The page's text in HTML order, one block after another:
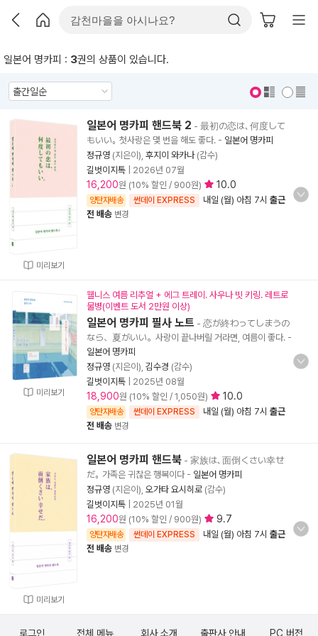
일본어 명카피 : 3권의 상품이 있습니다.
미리보기
일본어 명카피 핸드북 2 - 最初の恋は､何度して
もいい｡ 첫사랑은 몇 번을 해도 좋다. - 일본어 명카피
정규영 (지은이), 후지이 와카나(감수)
길벗이지톡
2026년 07월
16,200원 (10% 할인 / 900원) 10.0
양탄자배송 썬데이 EXPRESS 내일 (월) 아침 7시 출근
전 배송 변경
미리보기
웰니스 여름 리추얼 + 에그 트레이. 사우나 빗 키링. 레트로
물병(이벤트 도서 2만원 이상)
일본어 명카피 필사 노트 - 恋が終わってしまうの
なら、夏がいい。사랑이 끝나버릴 거라면, 여름이 좋다. -
일본어 명카피
정규영 (지은이), 김수경 (감수)
길벗이지톡
2025년 08월
18,900원 (10% 할인 / 1,050원) 10.0
양탄자배송 썬데이 EXPRESS 내일 (월) 아침 7시 출근
전 배송 변경
미리보기
일본어 명카피 핸드북 - 家族は､面倒くさい幸せ
だ｡ 가족은 귀찮은 행복이다- 일본어 명카피
정규영 (지은이), 오가타 요시히로 (감수)
길벗이지톡
2025년 01월
16,200원 (10% 할인 / 900원) 9.7
양탄자배송 썬데이 EXPRESS 내일 (월) 아침 7시 출근
전 배송 변경
로그인 전체 메뉴 회사 소개 출판사 안내 PC 버전